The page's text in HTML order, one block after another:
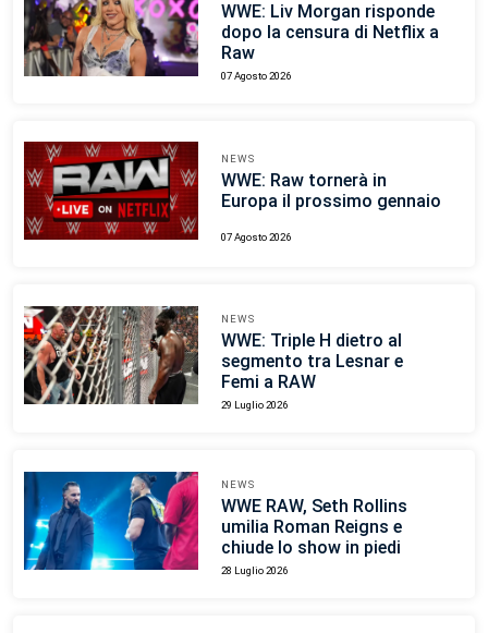
WWE: Liv Morgan risponde
dopo la censura di Netflix a
Raw
07 Agosto 2026
NEWS
WWE: Raw tornerà in
Europa il prossimo gennaio
07 Agosto 2026
NEWS
WWE: Triple H dietro al
segmento tra Lesnar e
Femi a RAW
29 Luglio 2026
NEWS
WWE RAW, Seth Rollins
umilia Roman Reigns e
chiude lo show in piedi
28 Luglio 2026